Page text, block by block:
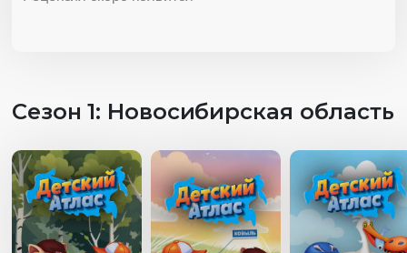
Сезон 1: Новосибирская область